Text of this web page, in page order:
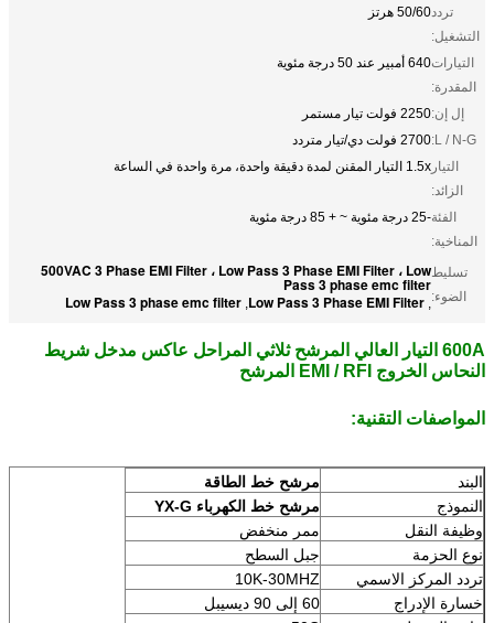
تردد
التشغيل:
50/60 هرتز
التيارات
المقدرة:
640 أمبير عند 50 درجة مئوية
إل إن:2250 فولت تيار مستمر
L / N-G: 2700 فولت دي/تيار متردد
التيار
الزائد:
1.5x التيار المقنن لمدة دقيقة واحدة، مرة واحدة في الساعة
الفئة
المناخية:
-25 درجة مئوية ~ + 85 درجة مئوية
تسليط
الضوء:
500VAC 3 Phase EMI Filter ، Low Pass 3 Phase EMI Filter ، Low
Pass 3 phase emc filter
,
Low Pass 3 Phase EMI Filter
,
Low Pass 3 phase emc filter
600A التيار العالي المرشح ثلاثي المراحل عاكس مدخل شريط
النحاس الخروج EMI / RFI المرشح
المواصفات التقنية:
البند
مرشح خط الطاقة
النموذج
مرشح خط الكهرباء YX-G
وظيفة النقل
ممر منخفض
نوع الحزمة
جبل السطح
تردد المركز الاسمي
10K-30MHZ
خسارة الإدراج
60 إلى 90 ديسيبل